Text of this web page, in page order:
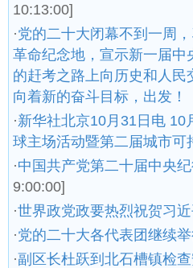
10:13:00]
·党的二十大闭幕不到一周
革命纪念地，宣示新一届
的赶考之路上向历史和人
向着新的奋斗目标，出发！
·新华社北京10月31日电
球主场活动暨第二届城市可
·中国共产党第二十届中央
9:00:00]
·世界政党政要热烈祝贺习
·党的二十大各代表团继续
·副区长杜跃到北石槽镇检